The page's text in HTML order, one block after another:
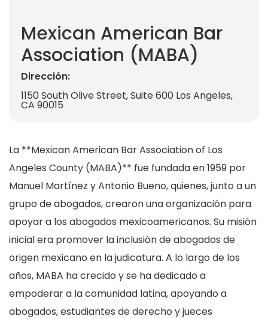
Mexican American Bar
Association (MABA)
Dirección:
1150 South Olive Street, Suite 600 Los Angeles,
CA 90015
La **Mexican American Bar Association of Los
Angeles County (MABA)** fue fundada en 1959 por
Manuel Martínez y Antonio Bueno, quienes, junto a un
grupo de abogados, crearon una organización para
apoyar a los abogados mexicoamericanos. Su misión
inicial era promover la inclusión de abogados de
origen mexicano en la judicatura. A lo largo de los
años, MABA ha crecido y se ha dedicado a
empoderar a la comunidad latina, apoyando a
abogados, estudiantes de derecho y jueces